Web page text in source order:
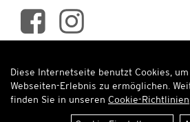
Diese Internetseite benutzt Cookies,
Webseiten-Erlebnis zu ermöglichen.
finden Sie in unseren Cookie-Richtlinien